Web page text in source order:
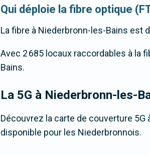
Qui déploie la fibre optique
La fibre à Niederbronn-les-Bains est
Avec 2 685 locaux raccordables à la
Bains.
La 5G à Niederbronn-les-
Découvrez la carte de couverture
disponible pour les Niederbronnois.